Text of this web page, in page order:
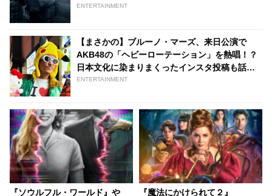
ーンのメイキング映像解禁［動画あり］ -
ENTERTAINMENT
【まさかの】ブルーノ・マーズ、来日公演で
AKB48の「ヘビーローテーション」を熱唱！？
日本文化に染まりまくったインスタ投稿も話題
に［動画あり］
ENTERTAINMENT
『ソウルフル・ワールド』や 『魔法にかけられて２』